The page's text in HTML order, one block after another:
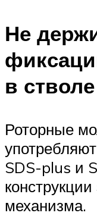
Не
в
Роторные
SDS-plus и
механизма.